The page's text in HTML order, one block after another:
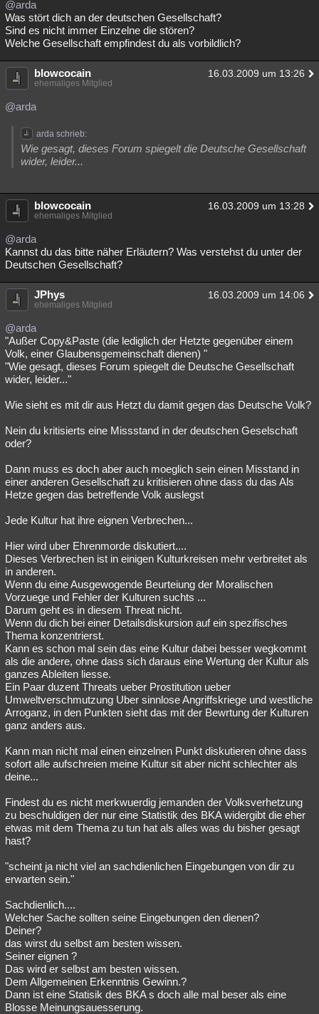
@arda
Was stört dich an der deutschen Gesellschaft?
Sind es nicht immer Einzelne die stören?
Welche Gesellschaft empfindest du als vorbildlich?
blowcocain 16.03.2009 um 13:26
ehemaliges Mitglied
@arda
arda schrieb:
Wie gesagt, dieses Forum spiegelt die Deutsche Gesellschaft
wider, leider...
blowcocain 16.03.2009 um 13:28
ehemaliges Mitglied
@arda
Kannst du das bitte näher Erläutern? Was verstehst du unter der
Deutschen Gesellschaft?
JPhys 16.03.2009 um 14:06
ehemaliges Mitglied
@arda
"Außer Copy&Paste (die lediglich der Hetzte gegenüber einem
Volk, einer Glaubensgemeinschaft dienen) "
"Wie gesagt, dieses Forum spiegelt die Deutsche Gesellschaft
wider, leider..."
Wie sieht es mit dir aus Hetzt du damit gegen das Deutsche Volk?
Nein du kritisierts eine Missstand in der deutschen Geselschaft
oder?
Dann muss es doch aber auch moeglich sein einen Misstand in
einer anderen Gesellschaft zu kritisieren ohne dass du das Als
Hetze gegen das betreffende Volk auslegst
Jede Kultur hat ihre eignen Verbrechen...
Hier wird uber Ehrenmorde diskutiert....
Dieses Verbrechen ist in einigen Kulturkreisen mehr verbreitet als
in anderen.
Wenn du eine Ausgewogende Beurteiung der Moralischen
Vorzuege und Fehler der Kulturen suchts ...
Darum geht es in diesem Threat nicht.
Wenn du dich bei einer Detailsdiskursion auf ein spezifisches
Thema konzentrierst.
Kann es schon mal sein das eine Kultur dabei besser wegkommt
als die andere, ohne dass sich daraus eine Wertung der Kultur als
ganzes Ableiten liesse.
Ein Paar duzent Threats ueber Prostitution ueber
Umweltverschmutzung Uber sinnlose Angriffskriege und westliche
Arroganz, in den Punkten sieht das mit der Bewrtung der Kulturen
ganz anders aus.
Kann man nicht mal einen einzelnen Punkt diskutieren ohne dass
sofort alle aufschreien meine Kultur sit aber nicht schlechter als
deine...
Findest du es nicht merkwuerdig jemanden der Volksverhetzung
zu beschuldigen der nur eine Statistik des BKA widergibt die eher
etwas mit dem Thema zu tun hat als alles was du bisher gesagt
hast?
"scheint ja nicht viel an sachdienlichen Eingebungen von dir zu
erwarten sein."
Sachdienlich....
Welcher Sache sollten seine Eingebungen den dienen?
Deiner?
das wirst du selbst am besten wissen.
Seiner eignen ?
Das wird er selbst am besten wissen.
Dem Allgemeinen Erkenntnis Gewinn.?
Dann ist eine Statisik des BKA s doch alle mal beser als eine
Blosse Meinungsauesserung.